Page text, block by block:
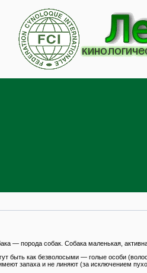
— порода собак. Собака маленькая,
быть как безволосыми — голые особи
запаха и не линяют (за исключением